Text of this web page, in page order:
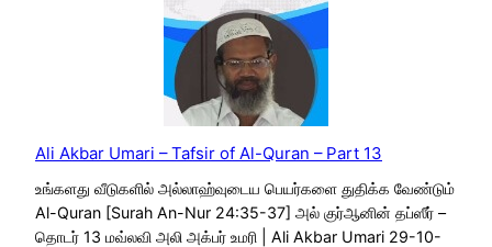
Ali Akbar Umari – Tafsir of Al-Quran – Part 13
உங்களது வீடுகளில் அல்லாஹ்வுடைய பெயர்களை துதிக்க வேண்டும்
Al-Quran [Surah An-Nur 24:35-37] அல் குர்ஆனின் தப்ஸீர் –
தொடர் 13 மவ்லவி அலி அக்பர் உமரி | Ali Akbar Umari 29-10-